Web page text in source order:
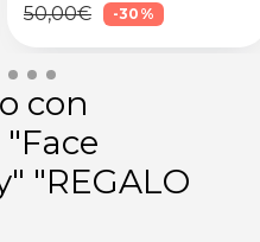
50,00€ -30%
con
"REGALO